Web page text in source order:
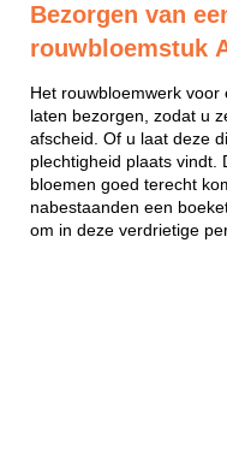
Bezorgen van
rouwbloemstuk
Het rouwbloemwerk
laten bezorgen, zodat u
afscheid. Of u laat deze
plechtigheid plaats vindt.
bloemen goed terecht
nabestaanden een
om in deze verdrietige